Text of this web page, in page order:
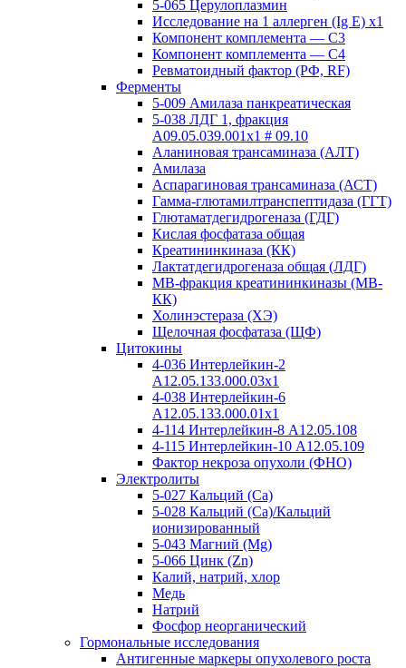
5-065 Церулоплазмин
Исследование на 1 аллерген (Ig E) x1
Компонент комплемента — С3
Компонент комплемента — С4
Ревматоидный фактор (РФ, RF)
Ферменты
5-009 Амилаза панкреатическая
5-038 ЛДГ 1, фракция
A09.05.039.001x1 # 09.10
Аланиновая трансаминаза (АЛТ)
Амилаза
Аспарагиновая трансаминаза (АСТ)
Гамма-глютамилтранспептидаза (ГГТ)
Глютаматдегидрогеназа (ГДГ)
Кислая фосфатаза общая
Креатининкиназа (КК)
Лактатдегидрогеназа общая (ЛДГ)
МВ-фракция креатининкиназы (МВ-
КК)
Холинэстераза (ХЭ)
Щелочная фосфатаза (ЩФ)
Цитокины
4-036 Интерлейкин-2
A12.05.133.000.03x1
4-038 Интерлейкин-6
A12.05.133.000.01x1
4-114 Интерлейкин-8 A12.05.108
4-115 Интерлейкин-10 A12.05.109
Фактор некроза опухоли (ФНО)
Электролиты
5-027 Кальций (Ca)
5-028 Кальций (Ca)/Кальций
ионизированный
5-043 Магний (Mg)
5-066 Цинк (Zn)
Калий, натрий, хлор
Медь
Натрий
Фосфор неорганический
Гормональные исследования
Антигенные маркеры опухолевого роста